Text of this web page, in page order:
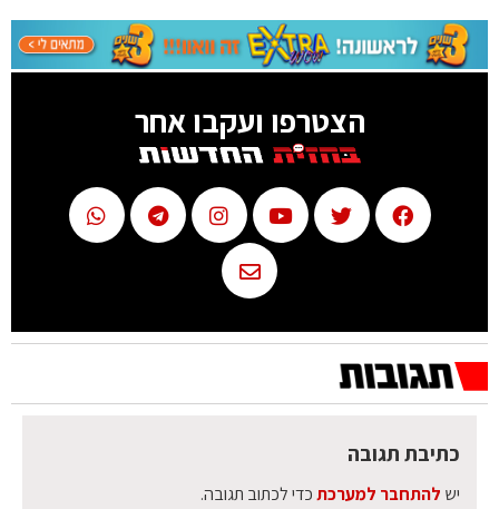
הצטרפו ועקבו אחר
כתיבת תגובה
יש להתחבר למערכתכדי לכתוב תגובה.